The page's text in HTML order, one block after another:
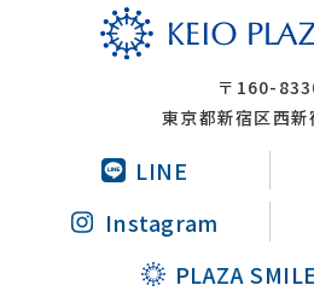
〒160-
東京都新宿区西
LINE
Instagram
PLAZA